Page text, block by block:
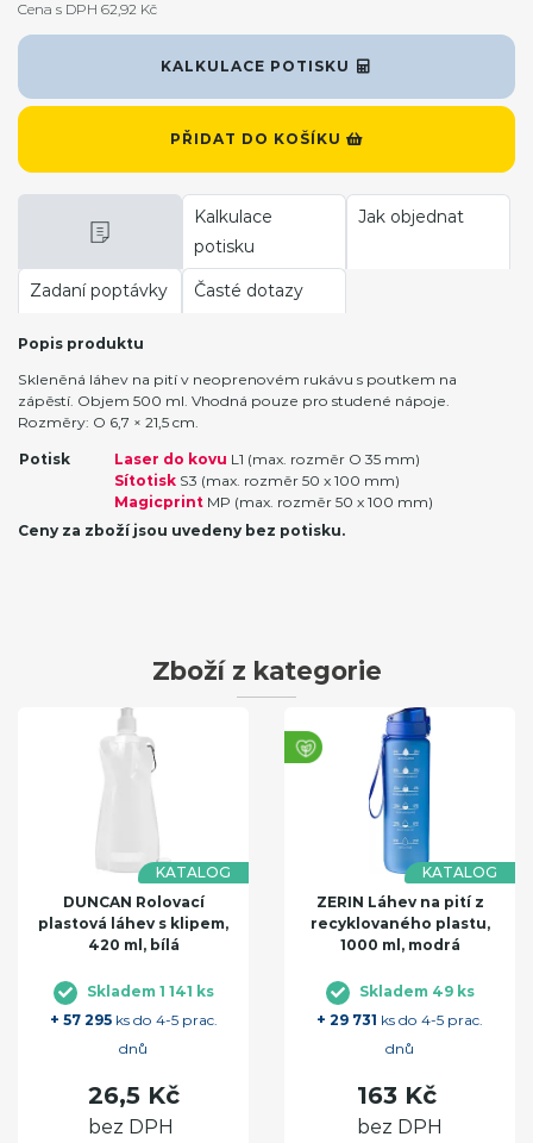
KALKULACE POTISKU
PŘIDAT DO KOŠÍKU
Cena s DPH 62,92 Kč
Kalkulace
potisku
Jak objednat
Zadaní poptávky Časté dotazy
Popis produktu
Skleněná láhev na pití v neoprenovém rukávu s poutkem na
zápěstí. Objem 500 ml. Vhodná pouze pro studené nápoje.
Rozměry: O 6,7 × 21,5 cm.
Potisk Laser do kovu L1 (max. rozměr O 35 mm)
Sítotisk S3 (max. rozměr 50 x 100 mm)
Magicprint MP (max. rozměr 50 x 100 mm)
Ceny za zboží jsou uvedeny bez potisku.
Zboží z kategorie
KATALOG
DUNCAN Rolovací
plastová láhev s klipem,
420 ml, bílá
Skladem 1 141 ks
+ 57 295ks do 4-5 prac.
dnů
26,5 Kč
bez DPH
KATALOG
ZERIN Láhev na pití z
recyklovaného plastu,
1000 ml, modrá
Skladem 49 ks
+ 29 731 ks do 4-5 prac.
dnů
163 Kč
bez DPH